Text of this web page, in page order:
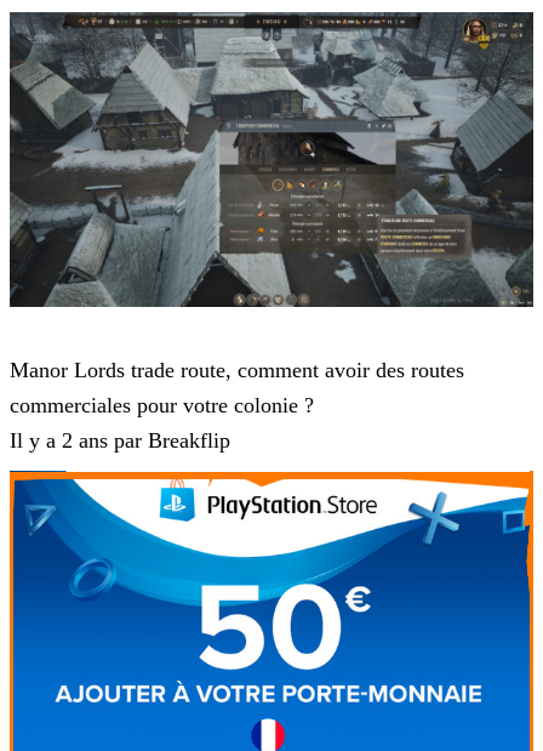
Manor Lords trade route, comment avoir des routes
commerciales pour votre colonie ?
Il y a 2 ans par Breakflip